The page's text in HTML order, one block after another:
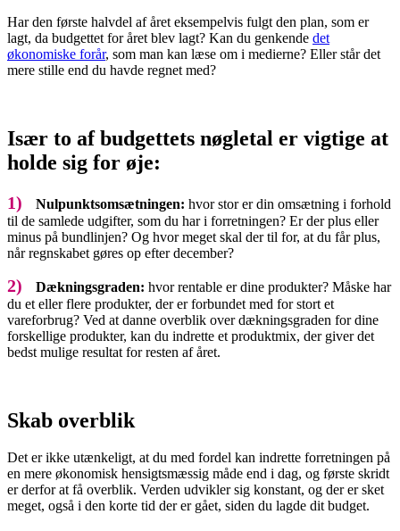
Har den første halvdel af året eksempelvis fulgt den plan, som er
lagt, da budgettet for året blev lagt? Kan du genkende det
økonomiske forår, som man kan læse om i medierne? Eller står det
mere stille end du havde regnet med?
Især to af budgettets nøgletal er vigtige at
holde sig for øje:
1) Nulpunktsomsætningen: hvor stor er din omsætning i forhold
til de samlede udgifter, som du har i forretningen? Er der plus eller
minus på bundlinjen? Og hvor meget skal der til for, at du får plus,
når regnskabet gøres op efter december?
2) Dækningsgraden: hvor rentable er dine produkter? Måske har
du et eller flere produkter, der er forbundet med for stort et
vareforbrug? Ved at danne overblik over dækningsgraden for dine
forskellige produkter, kan du indrette et produktmix, der giver det
bedst mulige resultat for resten af året.
Skab overblik
Det er ikke utænkeligt, at du med fordel kan indrette forretningen på
en mere økonomisk hensigtsmæssig måde end i dag, og første skridt
er derfor at få overblik. Verden udvikler sig konstant, og der er sket
meget, også i den korte tid der er gået, siden du lagde dit budget.